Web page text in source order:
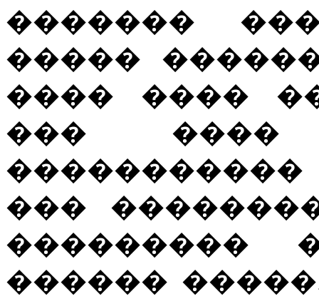
�������
�����
���� ����
��� ����
���
���������
������